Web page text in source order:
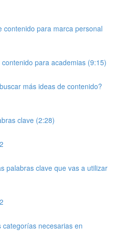
contenido para marca personal
para academias (9:15)
más ideas de contenido?
clave (2:28)
palabras clave que vas a utilizar
categorías necesarias en